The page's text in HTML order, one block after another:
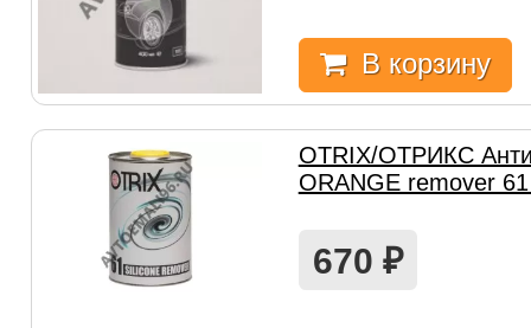
В корзину
OTRIX/ОТРИКС
ORANGE remover
670 ₽